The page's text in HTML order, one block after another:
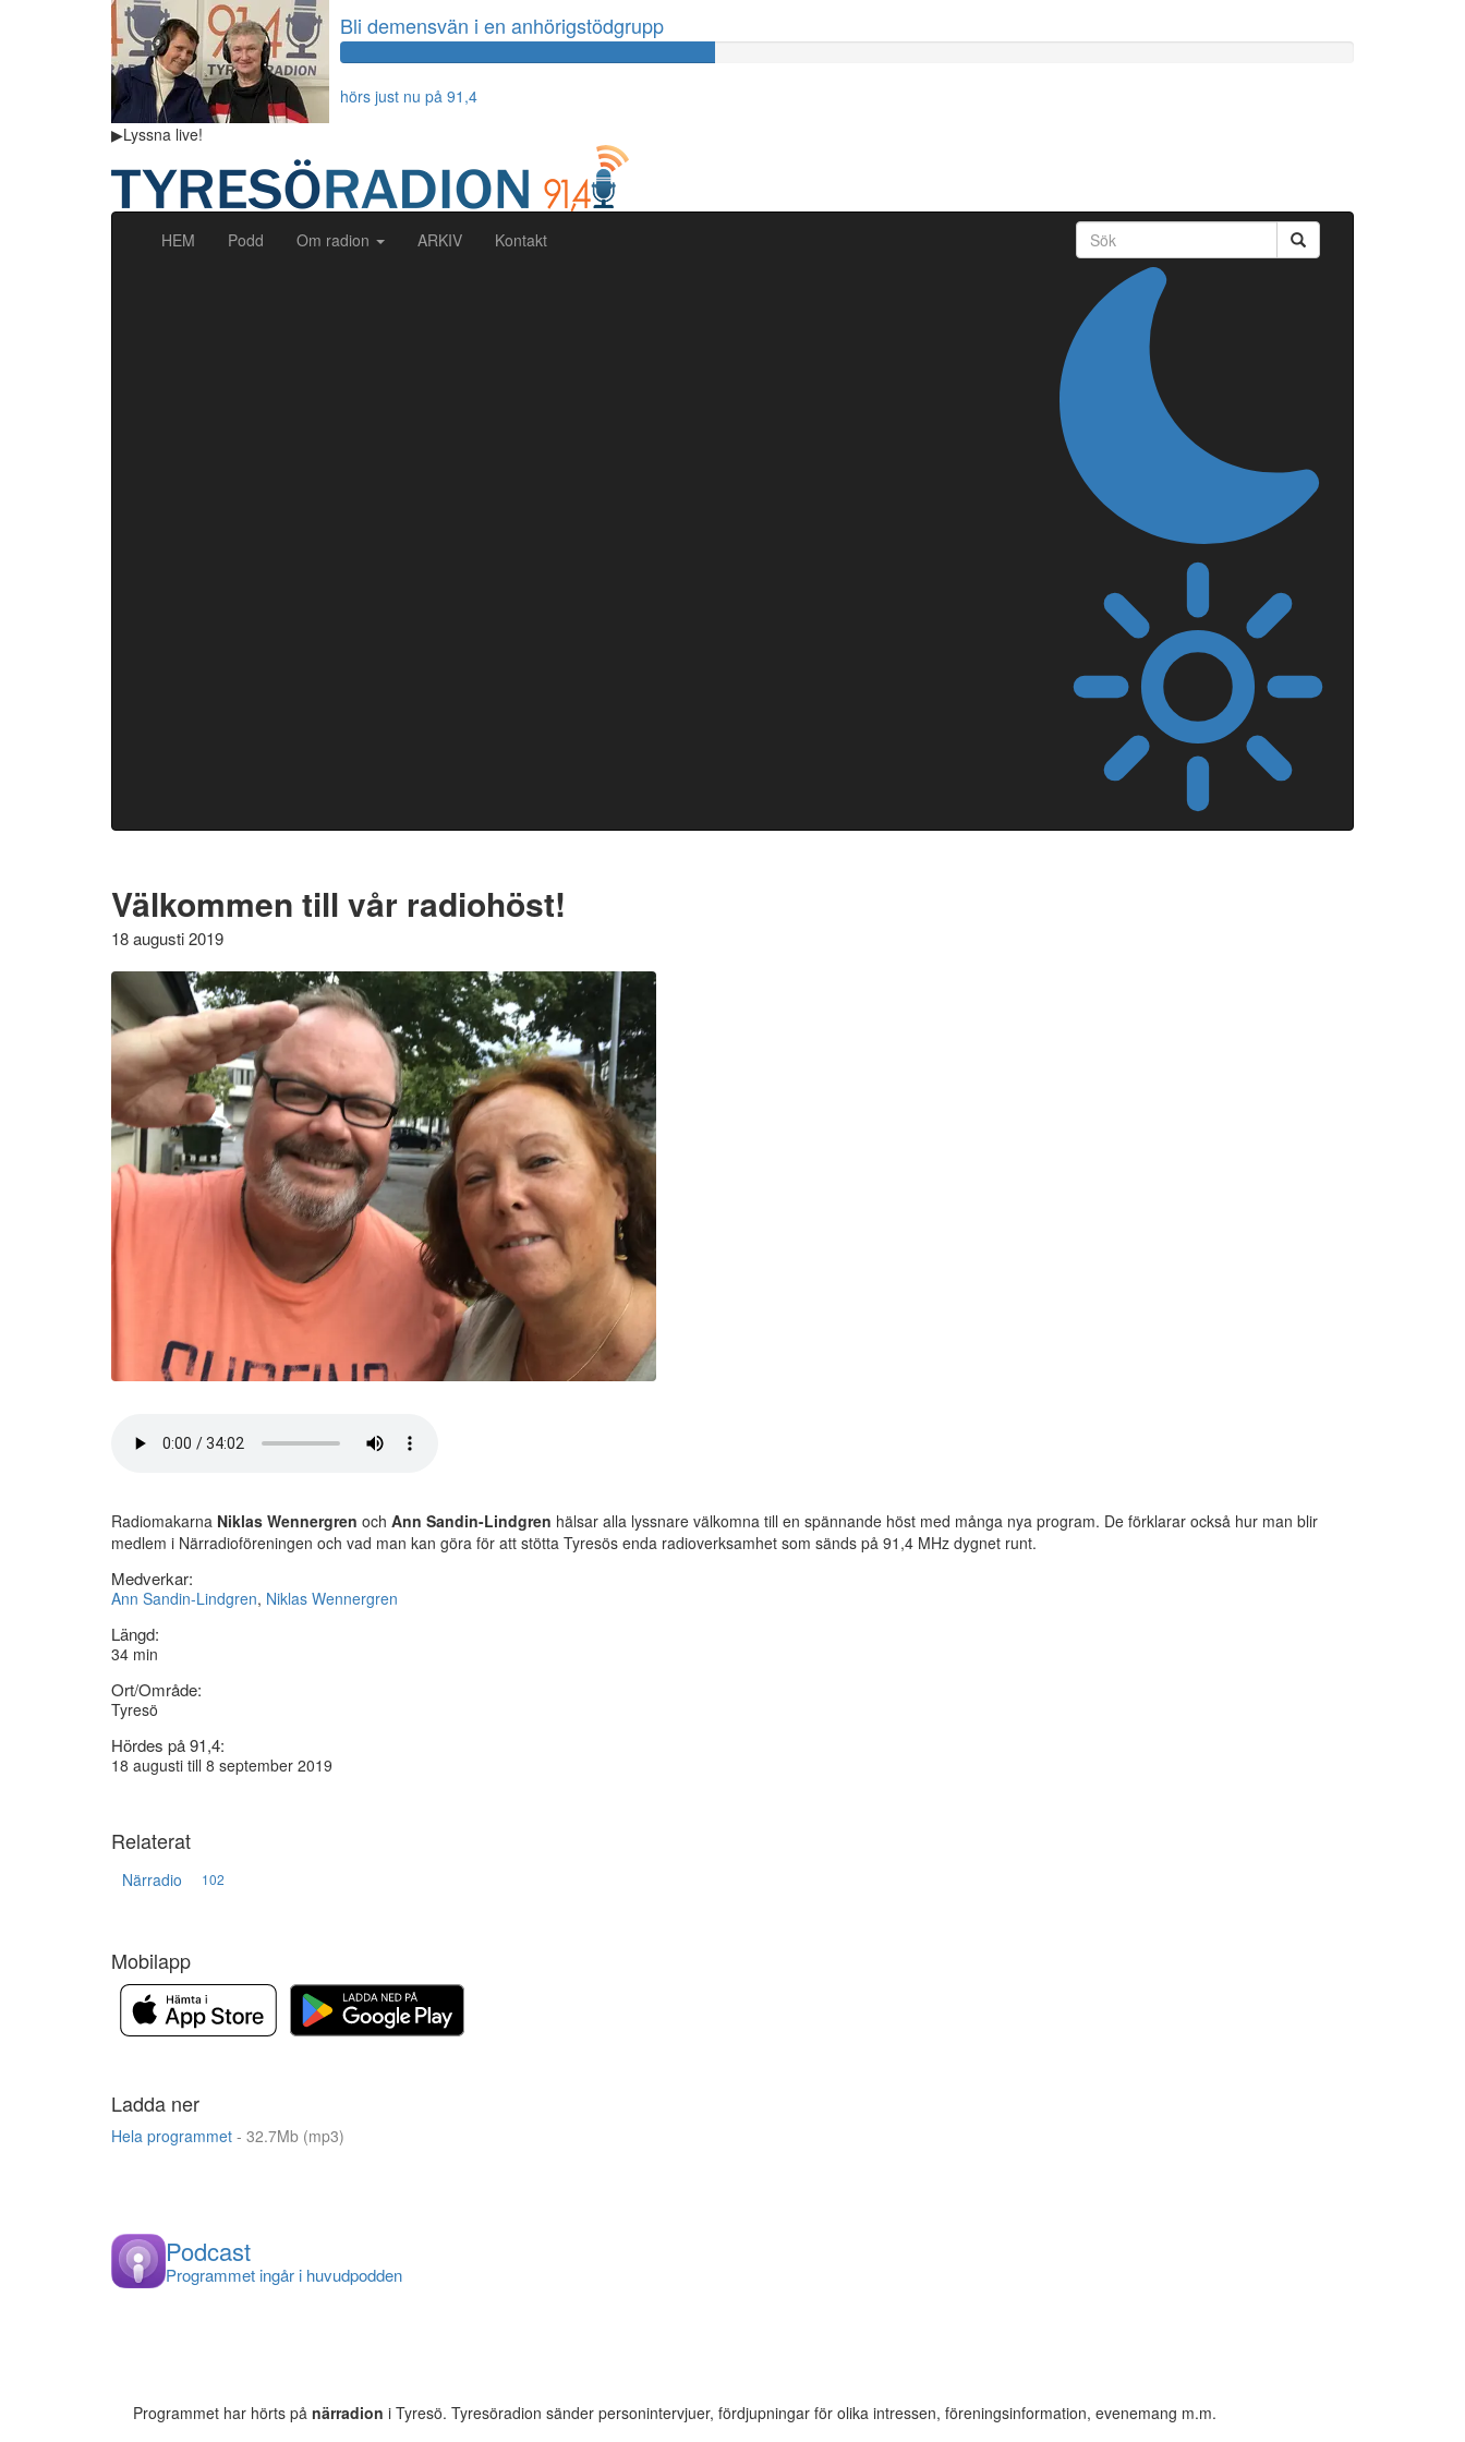
Bli demensvän i en anhörigstödgrupp
hörs just nu på 91,4
▶Lyssna live!
HEM (current)
Podd Om radion ARKIV Kontakt
Välkommen till vår radiohöst!
18 augusti 2019
Radiomakarna Niklas Wennergren och Ann Sandin-Lindgren hälsar alla lyssnare välkomna till en spännande höst med många nya program. De förklarar också hur man blir
medlem i Närradioföreningen och vad man kan göra för att stötta Tyresös enda radioverksamhet som sänds på 91,4 MHz dygnet runt.
Medverkar:
Ann Sandin-Lindgren, Niklas Wennergren
Längd:
34 min
Ort/Område:
Tyresö
Hördes på 91,4:
18 augusti till 8 september 2019
Relaterat
Närradio 102
Mobilapp
Ladda ner
Hela programmet - 32.7Mb (mp3)
Podcast
Programmet ingår i huvudpodden
Programmet har hörts på närradion i Tyresö. Tyresöradion sänder personintervjuer, fördjupningar för olika intressen, föreningsinformation, evenemang m.m.